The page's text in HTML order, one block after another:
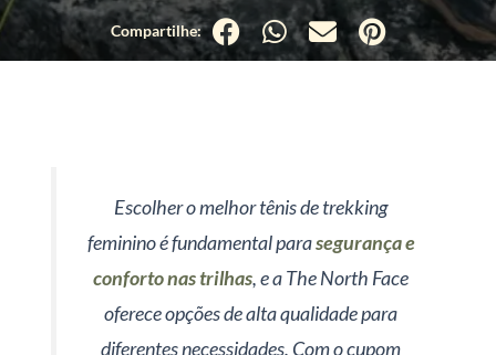
Escolher o melhor tênis de trekking
feminino é fundamental parasegurança e
conforto nas trilhas, e a The North Face
oferece opções de alta qualidade para
diferentes necessidades. Com o cupom